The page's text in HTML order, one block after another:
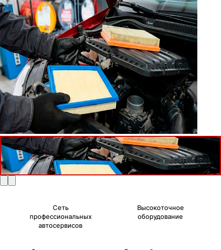
Сеть
профессиональных
автосервисов
Высокоточное
оборудование